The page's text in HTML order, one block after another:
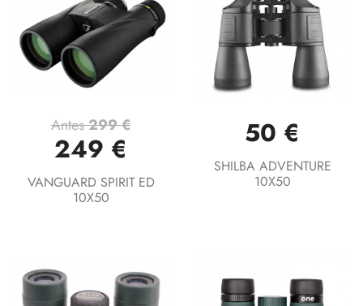
Antes299 €
249 €
VANGUARD SPIRIT ED
10X50
50 €
SHILBA ADVENTURE
10X50